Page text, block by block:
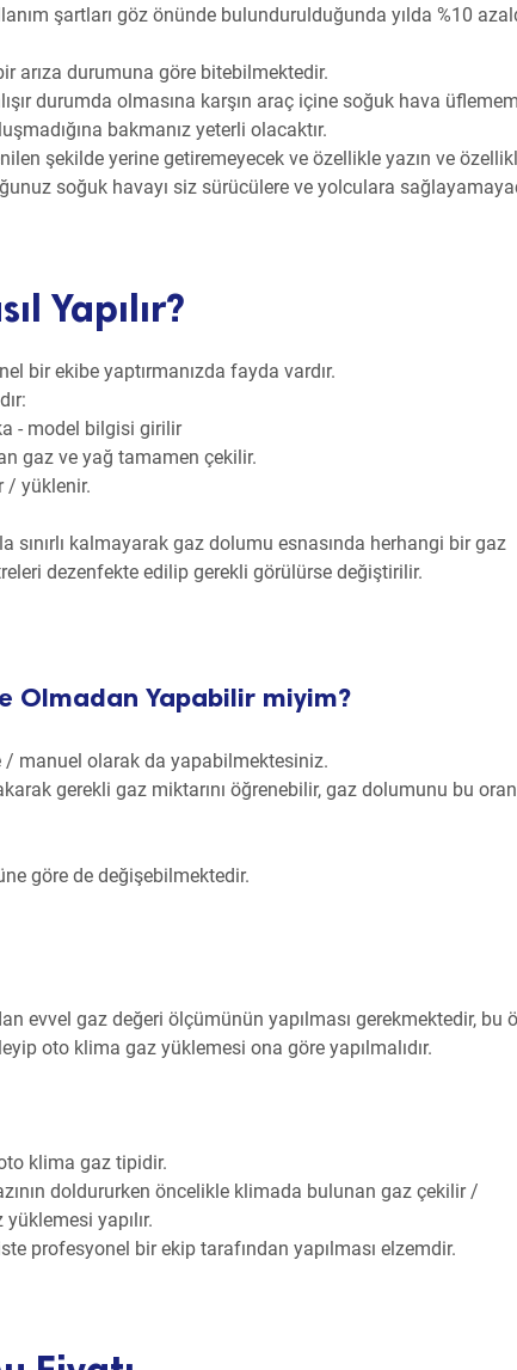
şartları göz önünde bulundurulduğunda yılda %10
arıza durumuna göre bitebilmektedir.
durumda olmasına karşın araç içine soğuk hava
bakmanız yeterli olacaktır.
şekilde yerine getiremeyecek ve özellikle yazın ve
soğuk havayı siz sürücülere ve yolculara
Yapılır?
bir ekibe yaptırmanızda fayda vardır.
- model bilgisi girilir
gaz ve yağ tamamen çekilir.
/ yüklenir.
sınırlı kalmayarak gaz dolumu esnasında herhangi bir gaz
dezenfekte edilip gerekli görülürse değiştirilir.
Olmadan Yapabilir miyim?
manuel olarak da yapabilmektesiniz.
gerekli gaz miktarını öğrenebilir, gaz dolumunu bu
göre de değişebilmektedir.
evvel gaz değeri ölçümünün yapılması gerekmektedir, bu
oto klima gaz yüklemesi ona göre yapılmalıdır.
klima gaz tipidir.
doldururken öncelikle klimada bulunan gaz çekilir /
yapılır.
profesyonel bir ekip tarafından yapılması elzemdir.